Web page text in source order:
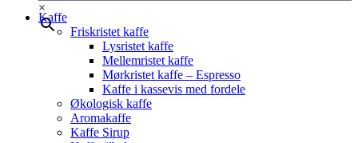
×
Kaffe
Friskristet kaffe
Lysristet kaffe
Mellemristet kaffe
Mørkristet kaffe – Espresso
Kaffe i kassevis med fordele
Økologisk kaffe
Aromakaffe
Kaffe Sirup